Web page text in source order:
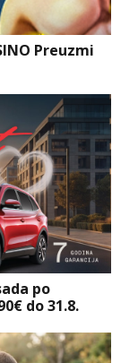
Preuzmi
po
do 31.8.